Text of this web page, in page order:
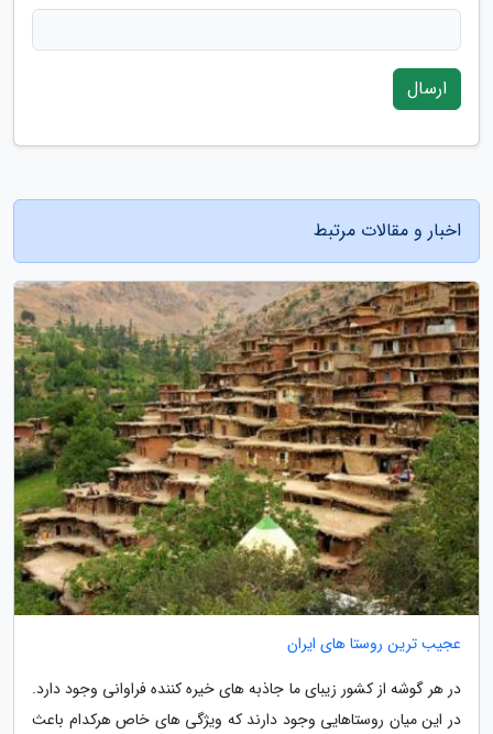
ارسال
اخبار و مقالات مرتبط
عجیب ترین روستا های ایران
در هر گوشه از کشور زیبای ما جاذبه های خیره کننده فراوانی وجود دارد.
در این میان روستاهایی وجود دارند که ویژگی های خاص هرکدام باعث